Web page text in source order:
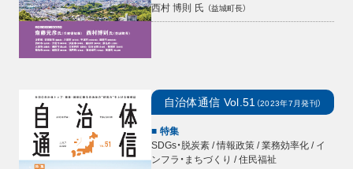
西村 博則 氏 （益城町長）
自治体通信 Vol.51 （2023年7月発刊）
特集
SDGs・脱炭素 / 情報政策 / 業務効率化 / イ
ンフラ・まちづくり / 住民福祉